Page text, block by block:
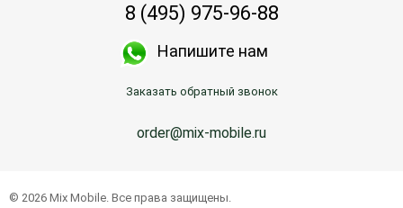
8 (495) 975-96-88
Напишите нам
Заказать обратный звонок
order@mix-mobile.ru
© 2026 Mix Mobile. Все права защищены.